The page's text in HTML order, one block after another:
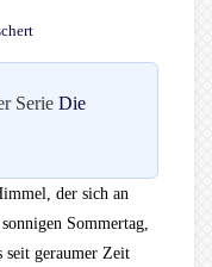
Serie Die
der sich an
Sommertag,
seit geraumer Zeit